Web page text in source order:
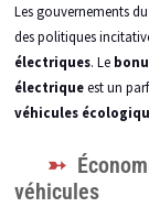
Les gouvernements
des politiques
électriques. Le
électriqueest un
véhicules
véhicules